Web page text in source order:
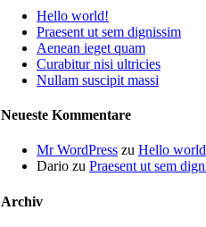
Hello world!
Praesent ut sem dignissim
Aenean ieget quam
Curabitur nisi ultricies
Nullam suscipit massi
Neueste Kommentare
Mr WordPress zu Hello
Dario zu Praesent ut sem
Archiv